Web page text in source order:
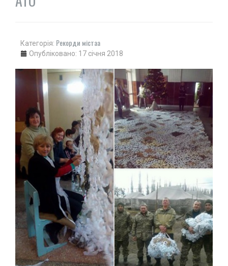
Категорія: Рекорди містаа
Опубліковано: 17 січня 2018